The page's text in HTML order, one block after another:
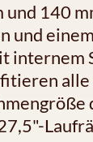
und 140
und
internem